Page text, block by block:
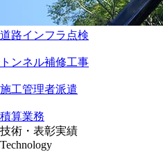
道路インフラ点検
トンネル補修工事
施工管理者派遣
積算業務
技術・表彰実績
Technology